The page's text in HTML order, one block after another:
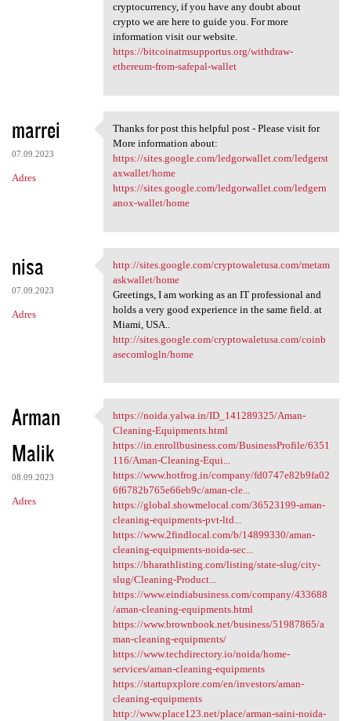
cryptocurrency, if you have any doubt about
crypto we are here to guide you. For more
information visit our website.
https://bitcoinatmsupportus.org/withdraw-
ethereum-from-safepal-wallet
marrei
07.09.2023
Adres
Thanks for post this helpful
Thanks for post this helpful post - Please visit for
More information about:
https://sites.google.com/ledgorwallet.com/ledgerst
axwallet/home
https://sites.google.com/ledgorwallet.com/ledgern
anox-wallet/home
nisa
07.09.2023
Adres
http://sites.google.com
http://sites.google.com/cryptowaletusa.com/metam
askwallet/home
Greetings, I am working as an IT professional and
holds a very good experience in the same field. at
Miami, USA..
http://sites.google.com/cryptowaletusa.com/coinb
asecomlogln/home
Arman
Malik
08.09.2023
Adres
https://noida.yalwa.in/ID
https://noida.yalwa.in/ID_141289325/Aman-
Cleaning-Equipments.html
https://in.enrollbusiness.com/BusinessProfile/6351
116/Aman-Cleaning-Equi...
https://www.hotfrog.in/company/fd0747e82b9fa02
6f6782b765e66eb9c/aman-cle...
https://global.showmelocal.com/36523199-aman-
cleaning-equipments-pvt-ltd...
https://www.2findlocal.com/b/14899330/aman-
cleaning-equipments-noida-sec...
https://bharathlisting.com/listing/state-slug/city-
slug/Cleaning-Product...
https://www.eindiabusiness.com/company/433688
/aman-cleaning-equipments.html
https://www.brownbook.net/business/51987865/a
man-cleaning-equipments/
https://www.techdirectory.io/noida/home-
services/aman-cleaning-equipments
https://startupxplore.com/en/investors/aman-
cleaning-equipments
http://www.place123.net/place/arman-saini-noida-